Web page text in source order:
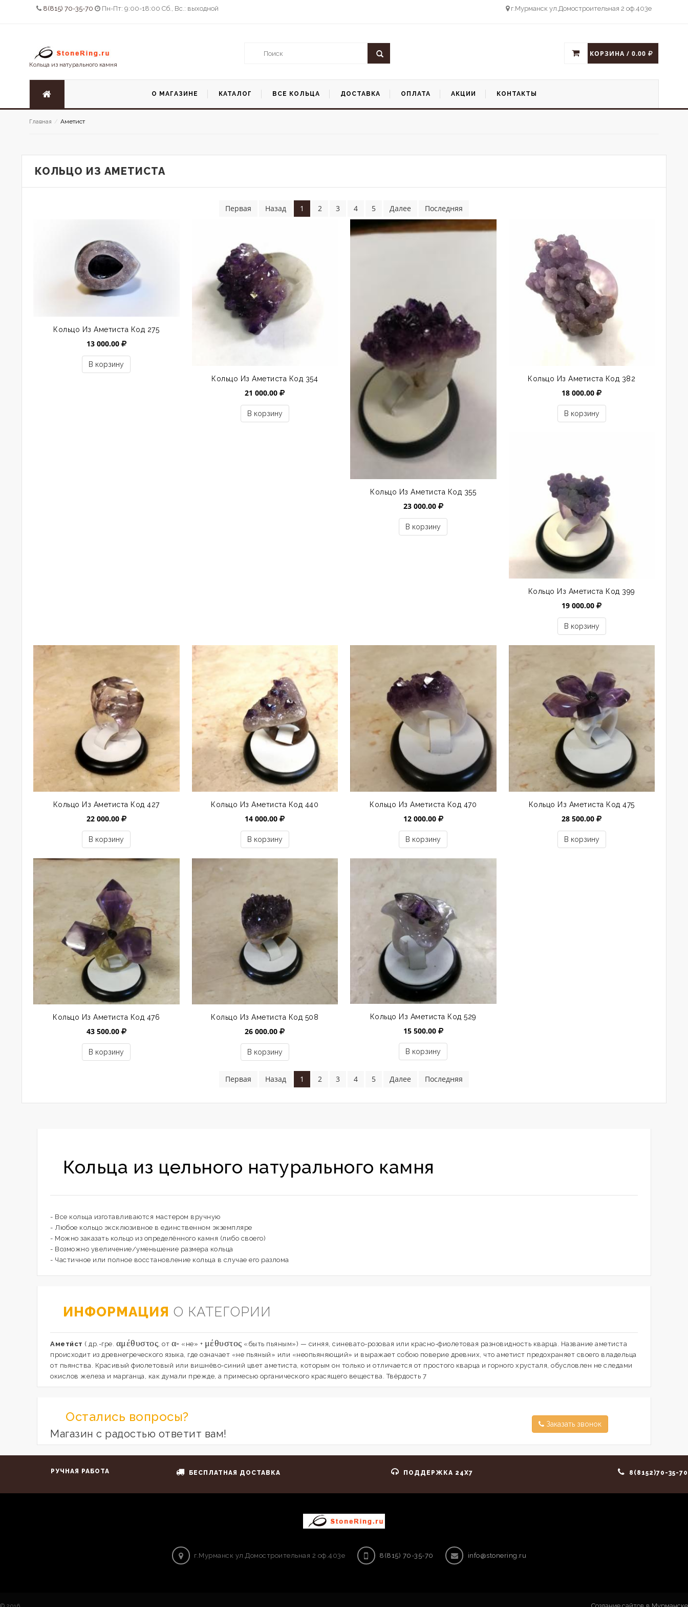
8(815) 70-35-70 Пн-Пт: 9:00-18:00 Сб., Вс.: выходной г.Мурманск ул.Домостроительная 2 оф.403е
Кольца из натурального камня
КОРЗИНА / 0.00
О МАГАЗИНЕ КАТАЛОГ ВСЕ КОЛЬЦА ДОСТАВКА ОПЛАТА АКЦИИ КОНТАКТЫ
Главная / Аметист
КОЛЬЦО ИЗ АМЕТИСТА
Первая Назад 1 2 3 4 5 Далее Последняя
Кольцо Из Аметиста Код 275
13 000.00
В корзину
Кольцо Из Аметиста Код 354
21 000.00
В корзину
Кольцо Из Аметиста Код 355
23 000.00
В корзину
Кольцо Из Аметиста Код 382
18 000.00
В корзину
Кольцо Из Аметиста Код 399
19 000.00
В корзину
Кольцо Из Аметиста Код 427
22 000.00
В корзину
Кольцо Из Аметиста Код 440
14 000.00
В корзину
Кольцо Из Аметиста Код 470
12 000.00
В корзину
Кольцо Из Аметиста Код 475
28 500.00
В корзину
Кольцо Из Аметиста Код 476
43 500.00
В корзину
Кольцо Из Аметиста Код 508
26 000.00
В корзину
Кольцо Из Аметиста Код 529
15 500.00
В корзину
Первая Назад 1 2 3 4 5 Далее Последняя
Кольца из цельного натурального камня
- Все кольца изготавливаются мастером вручную
- Любое кольцо эксклюзивное в единственном экземпляре
- Можно заказать кольцо из определённого камня (либо своего)
- Возможно увеличение/уменьшение размера кольца
- Частичное или полное восстановление кольца в случае его разлома
ИНФОРМАЦИЯ О КАТЕГОРИИ
Амети́ст ( др.-гре. αμέθυστος, от α- «не» + μέθυστος «быть пьяным») — синяя, синевато-розовая или красно-фиолетовая разновидность кварца. Название аметиста
происходит из древнегреческого языка, где означает «не пьяный» или «неопьяняющий» и выражает собою поверие древних, что аметист предохраняет своего владельца
от пьянства. Красивый фиолетовый или вишнёво-синий цвет аметиста, которым он только и отличается от простого кварца и горного хрусталя, обусловлен не следами
окислов железа и марганца, как думали прежде, а примесью органического красящего вещества. Твёрдость 7
Остались вопросы?
Магазин с радостью ответит вам!
Заказать звонок
РУЧНАЯ РАБОТА БЕСПЛАТНАЯ ДОСТАВКА ПОДДЕРЖКА 24X7 8(8152)70-35-70
г.Мурманск ул.Домостроительная 2 оф.403е 8(815) 70-35-70 info@stonering.ru